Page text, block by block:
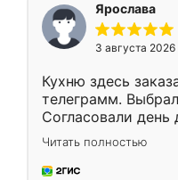
Ярослава
3 августа 2026
Кухню здесь
телеграмм.
Согласовали день
недели кухня
довольны
мебель за
Читать полностью